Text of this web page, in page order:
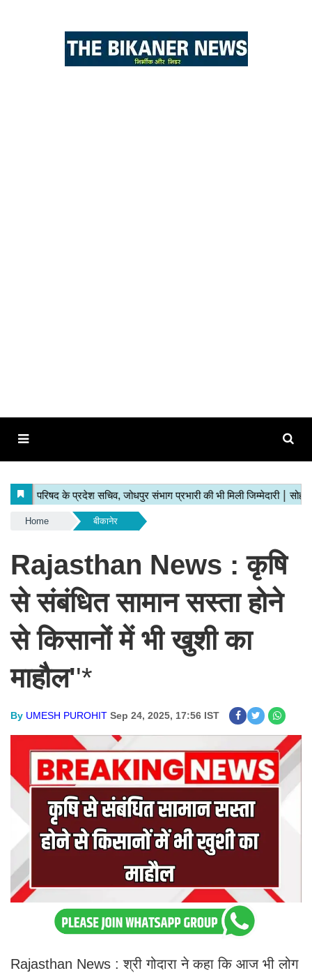
Home बीकानेर
Rajasthan News : कृषि
से संबंधित सामान सस्ता होने
से किसानों में भी खुशी का
माहौल''*
By UMESH PUROHIT Sep 24, 2025, 17:56 IST
Rajasthan News : श्री गोदारा ने कहा कि आज भी लोग